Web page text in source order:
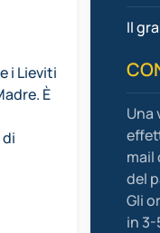
i Lieviti
È
Il
Una
mail
del
Gli
in